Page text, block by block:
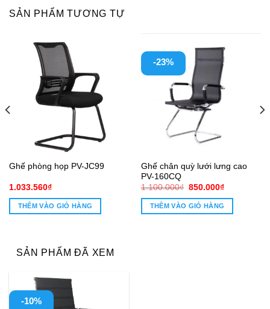
SẢN PHẨM TƯƠNG TỰ
Ghế phòng họp PV-JC99
1.033.560₫
THÊM VÀO GIỎ HÀNG
-23%
Ghế chân quỳ lưới lưng cao
PV-160CQ
1.100.000₫ Giá
là:
1.100.000₫.
850.000₫Giá
tại
là:
THÊM VÀO GIỎ HÀNG
SẢN PHẨM ĐÃ XEM
-10%